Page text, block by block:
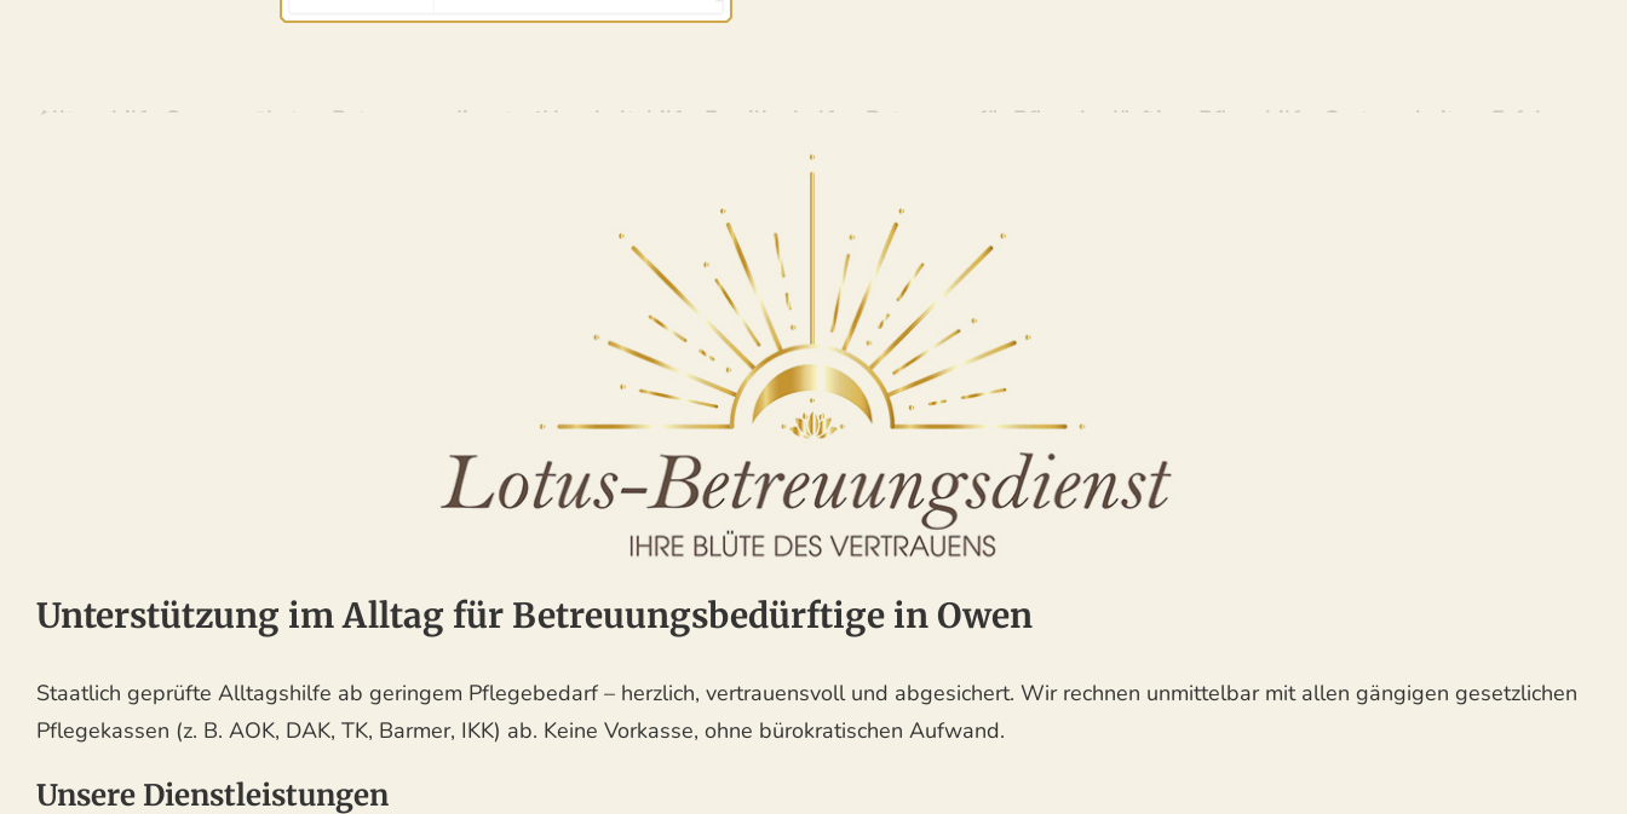
Alltagshilfe Owen – ↗️Lotus-Betreuungsdienst: ✓Haushaltshilfe, Familienhelfer, Betreuung für Pflegebedürftige, Pflegehilfe, Gartenarbeiten. Erfahren
Sie über Alltagshilfe für Owen bei ↗️Lotus-Betreuungsdienst als auch ✓Haushaltshilfe, Familienhelfer, Pflegehilfe, Betreuung für Pflegebedürftige,
oder ✓Gartenarbeiten für Owen, Ihr Pflegehelfer & Alltagsbegleiter. Wir sind für Sie da ✉.
Unterstützung im Alltag für Betreuungsbedürftige in Owen
Staatlich geprüfte Alltagshilfe ab geringem Pflegebedarf – herzlich, vertrauensvoll und abgesichert. Wir rechnen unmittelbar mit allen gängigen gesetzlichen
Pflegekassen (z. B. AOK, DAK, TK, Barmer, IKK) ab. Keine Vorkasse, ohne bürokratischen Aufwand.
Unsere Dienstleistungen